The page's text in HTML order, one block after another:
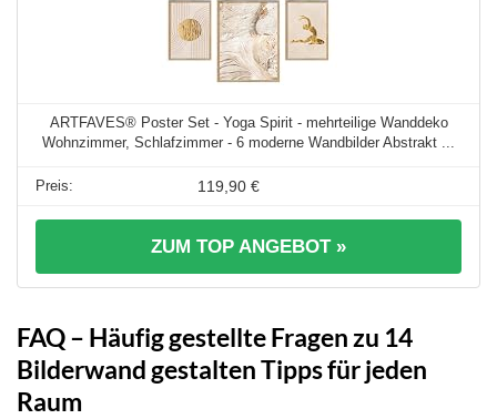
ARTFAVES® Poster Set - Yoga Spirit - mehrteilige Wanddeko
Wohnzimmer, Schlafzimmer - 6 moderne Wandbilder Abstrakt ...
119,90 €
ZUM TOP ANGEBOT »
FAQ – Häufig gestellte Fragen zu 14
Bilderwand gestalten Tipps für jeden
Raum